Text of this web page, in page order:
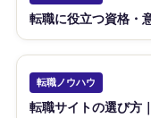
転職に役立つ資格・
転職ノウハウ
転職サイトの選び方